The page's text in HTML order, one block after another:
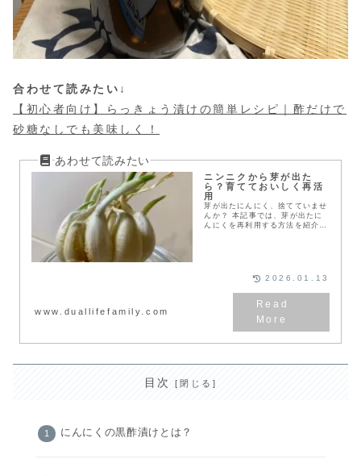
合わせて読みたい↓
【初心者向け】らっきょう漬けの簡単レシピ｜酢だけで
砂糖なしでも美味しく！
ニンニクから芽が出た
ら？育てておいしく再活
用
芽が出たにんにく、捨てていませ
んか？ 本記事では、芽が出たに
んにくを再利用する方法を紹介し
www.duallifefamily.com
2026.01.13
目次
にんにくの黒酢漬けとは？